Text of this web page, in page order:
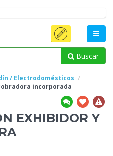
Buscar
/ Electrodomésticos
incorporada
EXHIBIDORY